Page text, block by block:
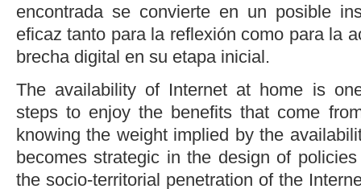
encontrada se convierte en un posible
eficaz tanto para la reflexión como para la
brecha digital en su etapa inicial.
The availability of Internet at home is
steps to enjoy the benefits that come
knowing the weight implied by the
becomes strategic in the design of
the socio-territorial penetration of the